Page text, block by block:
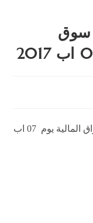
سوق
التقرير اليومي لتداولات سوق العراق للأوراق المالية يوم 07 اب